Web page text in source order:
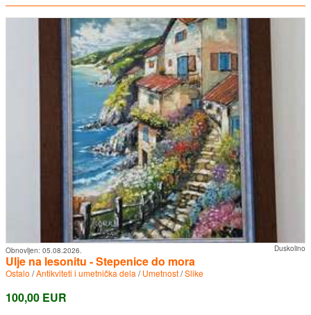
Duskolino
Obnovljen: 05.08.2026.
Ulje na lesonitu - Stepenice do mora
Ostalo /Antikviteti i umetnička dela /Umetnost/Slike
100,00 EUR